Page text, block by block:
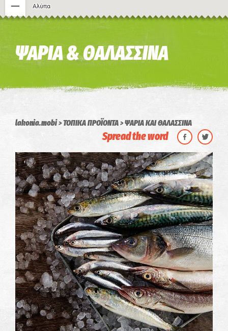
Η εικόνα ενδέχεται να υπόκειται σε πνευματικά δικαιώματα Όροι
ΨΑΡΙΑ & ΘΑΛΑΣΣΙΝΑ
lakonia.mobi ΤΟΠΙΚΑ ΠΡΟΪΟΝΤΑ ΨΑΡΙΑ ΚΑΙ ΘΑΛΑΣΣΙΝΑ
Spread the word